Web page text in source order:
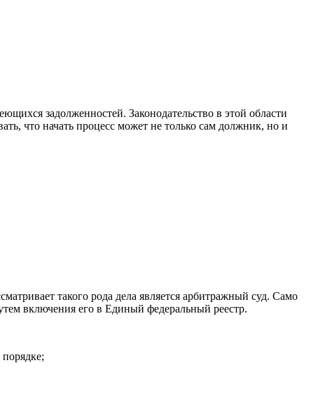
задолженностей. Законодательство в этой области
что начать процесс может не только сам должник, но и
такого рода дела является арбитражный суд. Само
включения его в Единый федеральный реестр.